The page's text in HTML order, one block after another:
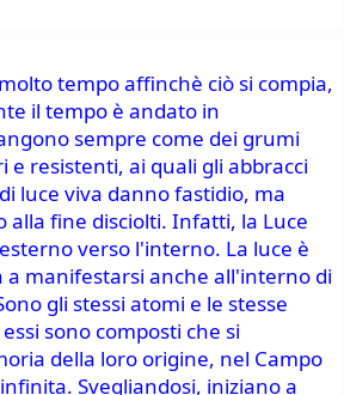
tempo affinchè ciò si compia,
il tempo è andato in
sempre come dei grumi
resistenti, ai quali gli abbracci
luce viva danno fastidio, ma
alla fine disciolti. Infatti, la Luce
verso l'interno. La luce è
a manifestarsi anche all'interno di
gli stessi atomi e le stesse
sono composti che si
della loro origine, nel Campo
Svegliandosi, iniziano a